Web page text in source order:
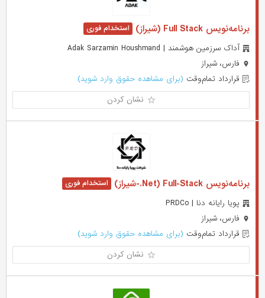
برنامه‌نویس Full Stack (شیراز)
آداک سرزمین هوشمند | Adak Sarzamin Houshmand
فارس، شیراز
قرارداد تمام‌وقت (برای مشاهده حقوق وارد شوید)
نشان کردن
برنامه‌نویس Net) Full-Stack.-شیراز)
پویا رایانه دنا | PRDCo
فارس، شیراز
قرارداد تمام‌وقت (برای مشاهده حقوق وارد شوید)
نشان کردن